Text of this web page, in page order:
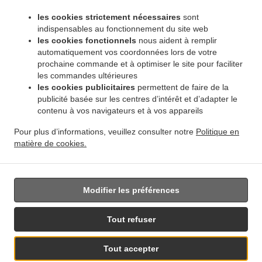
les cookies strictement nécessaires sont
indispensables au fonctionnement du site web
les cookies fonctionnels nous aident à remplir
automatiquement vos coordonnées lors de votre
prochaine commande et à optimiser le site pour faciliter
les commandes ultérieures
les cookies publicitaires permettent de faire de la
publicité basée sur les centres d’intérêt et d’adapter le
contenu à vos navigateurs et à vos appareils
Pour plus d’informations, veuillez consulter notre Politique en
matière de cookies.
Tout accepter
Tout refuser
Modifier les préférences
.
cuisinés African Food Winnipeg River Park South Livraison de plats cuisinés African
Food Winnipeg Powerview . Livraison de plats cuisinés African Food Winnipeg
Middlechurch . Livraison de plats cuisinés African Food Winnipeg Vermette . Livraison de
.
Livraison de plats cuisinés African Food East Saint Paul Ki l- Cona Park Livraison
de plats cuisinés African Food East Saint Paul . Livraison de plats cuisinés African Food
cuisinés African Food Traverse Bay